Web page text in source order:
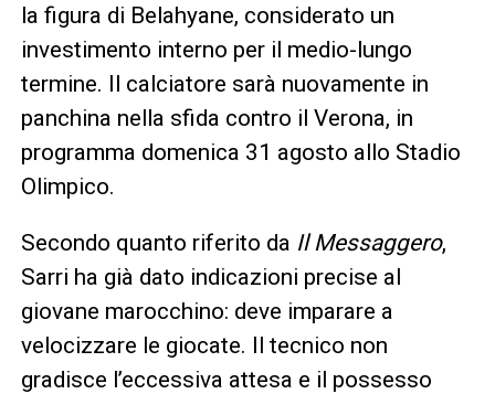
la figura di Belahyane, considerato un
investimento interno per il medio-lungo
termine. Il calciatore sarà nuovamente in
panchina nella sfida contro il Verona, in
programma domenica 31 agosto allo Stadio
Olimpico.
Secondo quanto riferito da Il Messaggero,
Sarri ha già dato indicazioni precise al
giovane marocchino: deve imparare a
velocizzare le giocate. Il tecnico non
gradisce l’eccessiva attesa e il possesso